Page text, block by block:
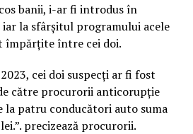
banii, i-ar fi introdus în
la sfârșitul programului acele
împărțite între cei doi.
cei doi suspecți ar fi fost
către procurorii anticorupție
la patru conducători auto suma
precizează procurorii.